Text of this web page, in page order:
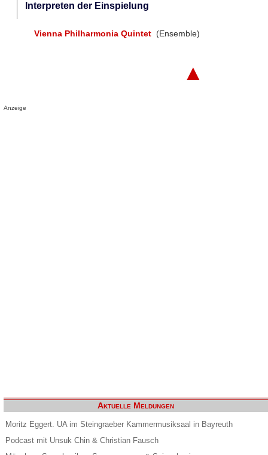
Interpreten der Einspielung
Vienna Philharmonia Quintet (Ensemble)
▲
Anzeige
Aktuelle Meldungen
Moritz Eggert. UA im Steingraeber Kammermusiksaal in Bayreuth
Podcast mit Unsuk Chin & Christian Fausch